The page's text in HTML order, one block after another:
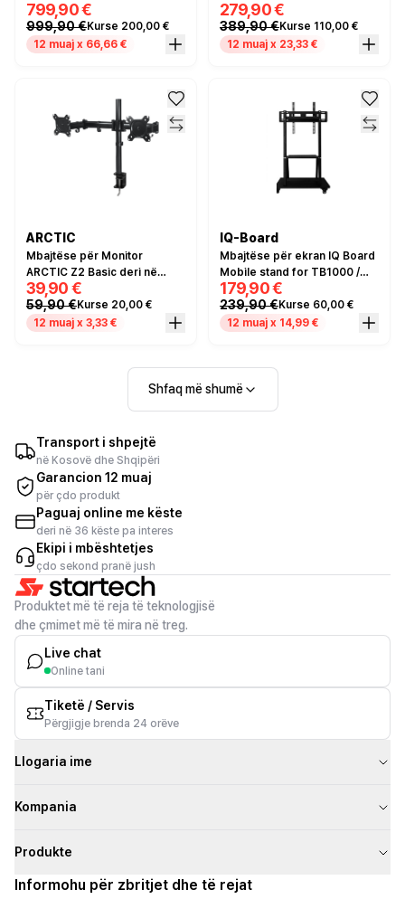
400Hz 0.3ms / HDMI, DP, USB
/ e zezë
799,90 €
999,90 €Kurse 200,00 €
12 muaj x 66,66 €
100Hz / 5ms / I zi
279,90 €
389,90 €Kurse 110,00 €
12 muaj x 23,33 €
ARCTIC
Mbajtëse për Monitor
ARCTIC Z2 Basic deri në
2x27" 8KG
39,90 €
59,90 €Kurse 20,00 €
12 muaj x 3,33 €
IQ-Board
Mbajtëse për ekran IQ Board
Mobile stand for TB1000 /
55″-86″/ max 175kg – Zezë
179,90 €
239,90 €Kurse 60,00 €
12 muaj x 14,99 €
Shfaq më shumë
Transport i shpejtë
në Kosovë dhe Shqipëri
Garancion 12 muaj
për çdo produkt
Paguaj online me këste
deri në 36 këste pa interes
Ekipi i mbështetjes
çdo sekond pranë jush
Produktet më të reja të teknologjisë
dhe çmimet më të mira në treg.
Live chat
Online tani
Tiketë / Servis
Përgjigje brenda 24 orëve
Llogaria ime
Kompania
Produkte
Informohu për zbritjet dhe të rejat